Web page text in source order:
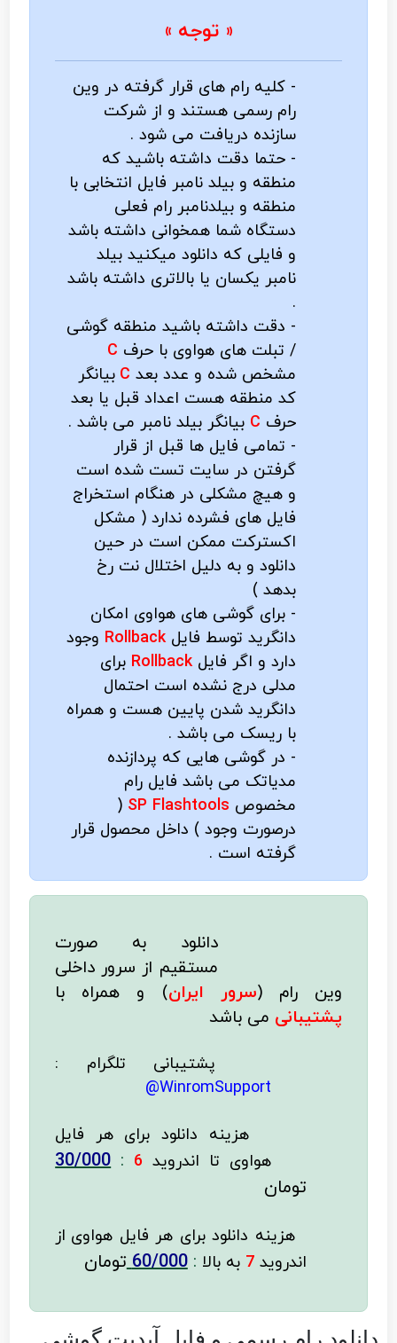
« توجه »
- کلیه رام های قرار گرفته در وین
رام رسمی هستند و از شرکت
سازنده دریافت می شود .
- حتما دقت داشته باشید که
منطقه و بیلد نامبر فایل انتخابی با
منطقه و بیلدنامبر رام فعلی
دستگاه شما همخوانی داشته باشد
و فایلی که دانلود میکنید بیلد
نامبر یکسان یا بالاتری داشته باشد
.
- دقت داشته باشید منطقه گوشی
/ تبلت های هواوی با حرف C
مشخص شده و عدد بعد C بیانگر
کد منطقه هست اعداد قبل یا بعد
حرف C بیانگر بیلد نامبر می باشد .
- تمامی فایل ها قبل از قرار
گرفتن در سایت تست شده است
و هیچ مشکلی در هنگام استخراج
فایل های فشرده ندارد ( مشکل
اکسترکت ممکن است در حین
دانلود و به دلیل اختلال نت رخ
بدهد )
- برای گوشی های هواوی امکان
دانگرید توسط فایلRollback وجود
دارد و اگر فایلRollback برای
مدلی درج نشده است احتمال
دانگرید شدن پایین هست و همراه
با ریسک می باشد .
- در گوشی هایی که پردازنده
مدیاتک می باشد فایل رام
مخصوص SP Flashtools
(
درصورت وجود ) داخل محصول قرار
گرفته است .
دانلود به صورت
مستقیم از سرور داخلی
وین رام (سرور ایران) و همراه با
پشتیبانی می باشد
پشتیبانی تلگرام :
WinromSupport@
هزینه دانلود برای هر فایل
هواوی تا اندروید 6
:
30/000
تومان
هزینه دانلود برای هر فایل هواوی از
اندروید7 به بالا :
60/000 تومان